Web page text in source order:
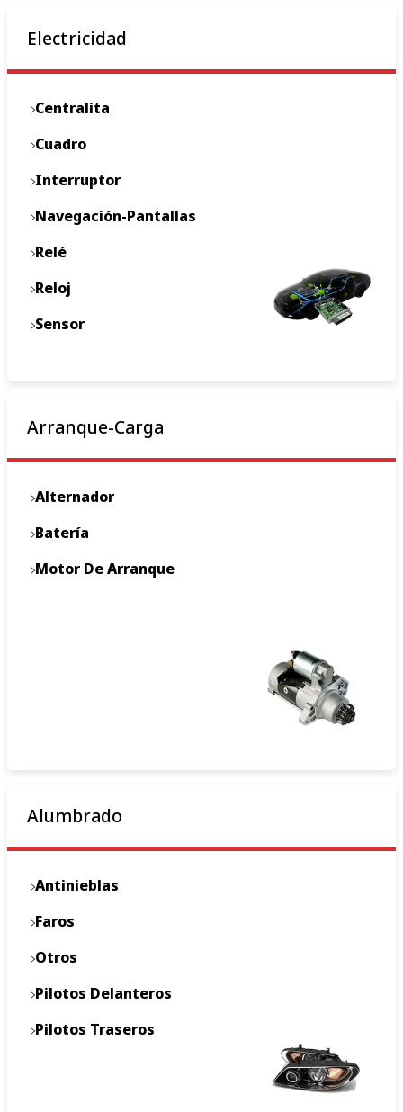
Electricidad
Centralita
Cuadro
Interruptor
Navegación-Pantallas
Relé
Reloj
Sensor
Arranque-Carga
Alternador
Batería
Motor De Arranque
Alumbrado
Antinieblas
Faros
Otros
Pilotos Delanteros
Pilotos Traseros